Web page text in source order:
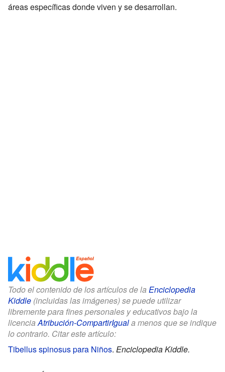
áreas específicas donde viven y se desarrollan.
Todo el contenido de los artículos de la Enciclopedia
Kiddle (incluidas las imágenes) se puede utilizar
libremente para fines personales y educativos bajo la
licenciaAtribución-CompartirIguala menos que se indique
lo contrario. Citar este artículo:
Tibellus spinosus para Niños. Enciclopedia Kiddle.